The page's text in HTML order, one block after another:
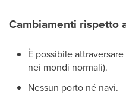
Cambiamenti rispetto
È possibile
nei mondi normali).
Nessun porto né navi.